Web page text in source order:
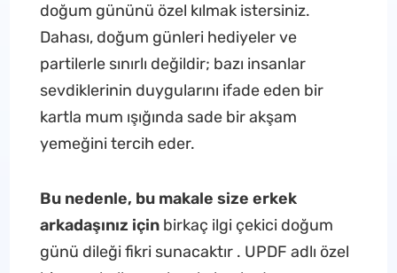
doğum gününü özel kılmak istersiniz.
Dahası, doğum günleri hediyeler ve
partilerle sınırlı değildir; bazı insanlar
sevdiklerinin duygularını ifade eden bir
kartla mum ışığında sade bir akşam
yemeğini tercih eder.
Bu nedenle, bu makale size erkek
arkadaşınız içinbirkaç ilgi çekici doğum
günü dileği fikri sunacaktır . UPDF adlı özel